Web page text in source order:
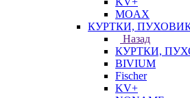
MOAX
КУРТКИ,
Назад
КУРТКИ,
BIVIUM
Fischer
KV+